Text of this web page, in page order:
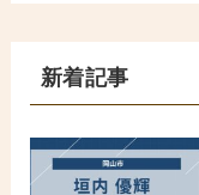
新着記事